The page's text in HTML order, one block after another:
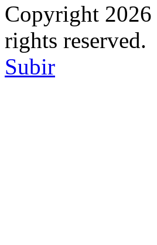
Copyright 2026
rights reserved.
Subir